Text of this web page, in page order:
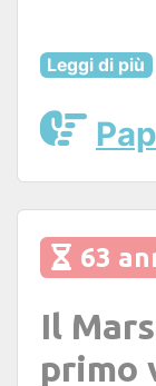
Leggi di più
63
Il
primo